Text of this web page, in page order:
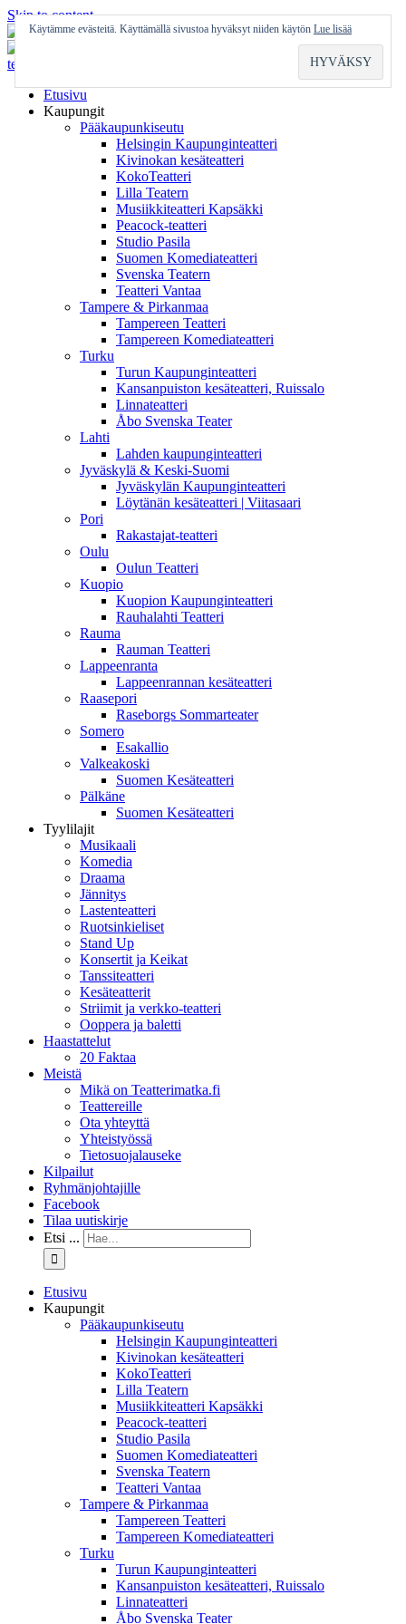
Skip to content
Etusivu
Kaupungit
Pääkaupunkiseutu
Helsingin Kaupunginteatteri
Kivinokan kesäteatteri
KokoTeatteri
Lilla Teatern
Musiikkiteatteri Kapsäkki
Peacock-teatteri
Studio Pasila
Suomen Komediateatteri
Svenska Teatern
Teatteri Vantaa
Tampere & Pirkanmaa
Tampereen Teatteri
Tampereen Komediateatteri
Turku
Turun Kaupunginteatteri
Kansanpuiston kesäteatteri, Ruissalo
Linnateatteri
Åbo Svenska Teater
Lahti
Lahden kaupunginteatteri
Jyväskylä & Keski-Suomi
Jyväskylän Kaupunginteatteri
Löytänän kesäteatteri | Viitasaari
Pori
Rakastajat-teatteri
Oulu
Oulun Teatteri
Kuopio
Kuopion Kaupunginteatteri
Rauhalahti Teatteri
Rauma
Rauman Teatteri
Lappeenranta
Lappeenrannan kesäteatteri
Raasepori
Raseborgs Sommarteater
Somero
Esakallio
Valkeakoski
Suomen Kesäteatteri
Pälkäne
Suomen Kesäteatteri
Tyylilajit
Musikaali
Komedia
Draama
Jännitys
Lastenteatteri
Ruotsinkieliset
Stand Up
Konsertit ja Keikat
Tanssiteatteri
Kesäteatterit
Striimit ja verkko-teatteri
Ooppera ja baletti
Haastattelut
20 Faktaa
Meistä
Mikä on Teatterimatka.fi
Teattereille
Ota yhteyttä
Yhteistyössä
Tietosuojalauseke
Kilpailut
Ryhmänjohtajille
Facebook
Tilaa uutiskirje
Etsi ...
Etusivu
Kaupungit
Pääkaupunkiseutu
Helsingin Kaupunginteatteri
Kivinokan kesäteatteri
KokoTeatteri
Lilla Teatern
Musiikkiteatteri Kapsäkki
Peacock-teatteri
Studio Pasila
Suomen Komediateatteri
Svenska Teatern
Teatteri Vantaa
Tampere & Pirkanmaa
Tampereen Teatteri
Tampereen Komediateatteri
Turku
Turun Kaupunginteatteri
Kansanpuiston kesäteatteri, Ruissalo
Linnateatteri
Åbo Svenska Teater
Käytämme evästeitä. Käyttämällä sivustoa hyväksyt niiden käytön Lue lisää